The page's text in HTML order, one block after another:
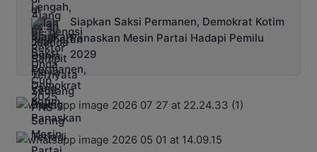
Siapkan Saksi Permanen, Demokrat Kotim
Panaskan Mesin Partai Hadapi Pemilu
2029